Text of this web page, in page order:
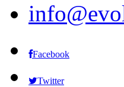
Facebook
Twitter